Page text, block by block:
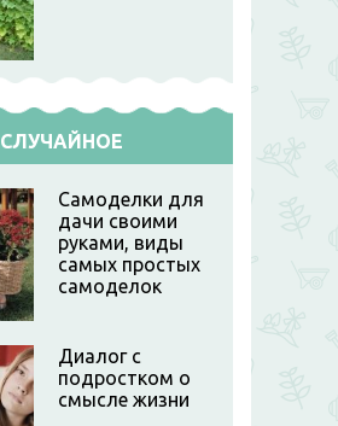
СЛУЧАЙНОЕ
Самоделки для
дачи своими
руками, виды
самых простых
самоделок
Диалог с
подростком о
смысле жизни